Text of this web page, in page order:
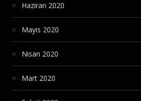
Haziran 2020
Mayıs 2020
Nisan 2020
Mart 2020